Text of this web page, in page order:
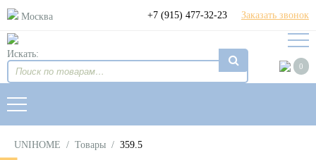
Москва +7 (915) 477-32-23 Заказать звонок
Искать:
0
UNIHOME / Товары / 359.5